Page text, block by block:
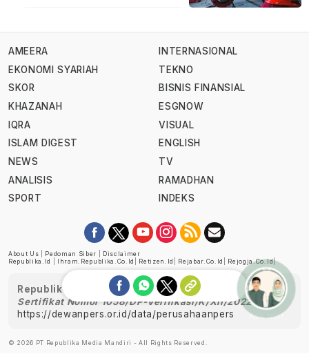
AMEERA
EKONOMI SYARIAH
SKOR
KHAZANAH
IQRA
ISLAM DIGEST
NEWS
ANALISIS
SPORT
INTERNASIONAL
TEKNO
BISNIS FINANSIAL
ESGNOW
VISUAL
ENGLISH
TV
RAMADHAN
INDEKS
About Us Pedoman Siber
Disclaimer
Republika.id
Ihram.republika.co.id Retizen.id Rejabar.co.id Rejogja.co.id|
Republika telah diverifikasi oleh Dewan Pers
Sertifikat Nomor 1058/DP-Verifikasi/K/XII/2022
https://dewanpers.or.id/data/perusahaanpers
© 2026 PT Republika Media Mandiri - All Rights Reserved.
Ask me!